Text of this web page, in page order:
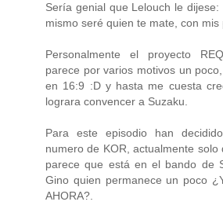
Sería genial que Lelouch le
mismo seré quien te mate, con mis
Personalmente el proyecto
parece por varios motivos un
en 16:9 :D y hasta me cuesta
lograra convencer a Suzaku.
Para este episodio han
numero de KOR, actualmente solo
parece que está en el bando de
Gino quien permanece un poco
AHORA?.